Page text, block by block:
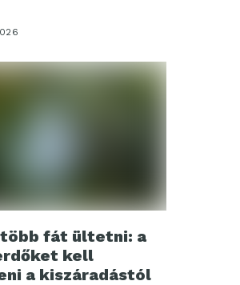
több fát ültetni: a
kell
a kiszáradástól